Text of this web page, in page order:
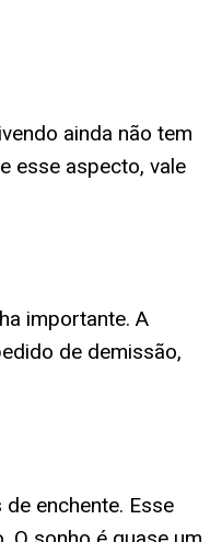
ainda não tem
esse aspecto, vale
importante. A
de demissão,
enchente. Esse